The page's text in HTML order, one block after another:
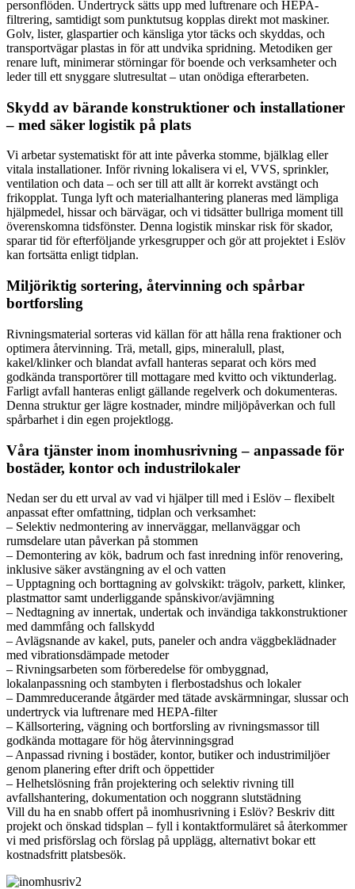
personflöden. Undertryck sätts upp med luftrenare och HEPA-
filtrering, samtidigt som punktutsug kopplas direkt mot maskiner.
Golv, lister, glaspartier och känsliga ytor täcks och skyddas, och
transportvägar plastas in för att undvika spridning. Metodiken ger
renare luft, minimerar störningar för boende och verksamheter och
leder till ett snyggare slutresultat – utan onödiga efterarbeten.
Skydd av bärande konstruktioner och installationer
– med säker logistik på plats
Vi arbetar systematiskt för att inte påverka stomme, bjälklag eller
vitala installationer. Inför rivning lokalisera vi el, VVS, sprinkler,
ventilation och data – och ser till att allt är korrekt avstängt och
frikopplat. Tunga lyft och materialhantering planeras med lämpliga
hjälpmedel, hissar och bärvägar, och vi tidsätter bullriga moment till
överenskomna tidsfönster. Denna logistik minskar risk för skador,
sparar tid för efterföljande yrkesgrupper och gör att projektet i Eslöv
kan fortsätta enligt tidplan.
Miljöriktig sortering, återvinning och spårbar
bortforsling
Rivningsmaterial sorteras vid källan för att hålla rena fraktioner och
optimera återvinning. Trä, metall, gips, mineralull, plast,
kakel/klinker och blandat avfall hanteras separat och körs med
godkända transportörer till mottagare med kvitto och viktunderlag.
Farligt avfall hanteras enligt gällande regelverk och dokumenteras.
Denna struktur ger lägre kostnader, mindre miljöpåverkan och full
spårbarhet i din egen projektlogg.
Våra tjänster inom inomhusrivning – anpassade för
bostäder, kontor och industrilokaler
Nedan ser du ett urval av vad vi hjälper till med i Eslöv – flexibelt
anpassat efter omfattning, tidplan och verksamhet:
– Selektiv nedmontering av innerväggar, mellanväggar och
rumsdelare utan påverkan på stommen
– Demontering av kök, badrum och fast inredning inför renovering,
inklusive säker avstängning av el och vatten
– Upptagning och borttagning av golvskikt: trägolv, parkett, klinker,
plastmattor samt underliggande spånskivor/avjämning
– Nedtagning av innertak, undertak och invändiga takkonstruktioner
med dammfång och fallskydd
– Avlägsnande av kakel, puts, paneler och andra väggbeklädnader
med vibrationsdämpade metoder
– Rivningsarbeten som förberedelse för ombyggnad,
lokalanpassning och stambyten i flerbostadshus och lokaler
– Dammreducerande åtgärder med tätade avskärmningar, slussar och
undertryck via luftrenare med HEPA-filter
– Källsortering, vägning och bortforsling av rivningsmassor till
godkända mottagare för hög återvinningsgrad
– Anpassad rivning i bostäder, kontor, butiker och industrimiljöer
genom planering efter drift och öppettider
– Helhetslösning från projektering och selektiv rivning till
avfallshantering, dokumentation och noggrann slutstädning
Vill du ha en snabb offert på inomhusrivning i Eslöv? Beskriv ditt
projekt och önskad tidsplan – fyll i kontaktformuläret så återkommer
vi med prisförslag och förslag på upplägg, alternativt bokar ett
kostnadsfritt platsbesök.